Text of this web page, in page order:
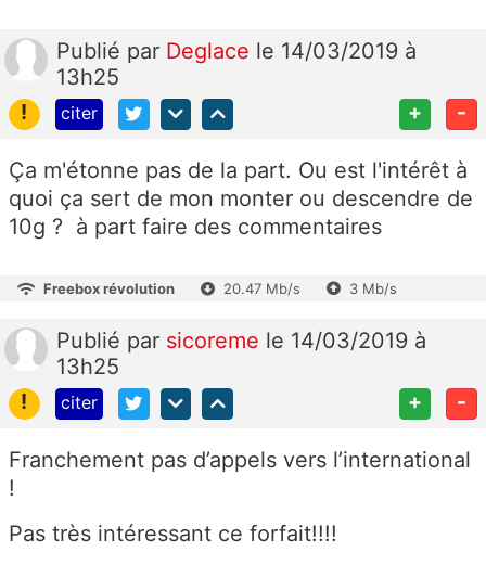
Publié par Deglace le 14/03/2019 à
13h25
!
citer + -
Ça m'étonne pas de la part. Ou est l'intérêt à
quoi ça sert de mon monter ou descendre de
10g ? à part faire des commentaires
Freebox révolution 20.47 Mb/s 3 Mb/s
Publié par sicoreme le 14/03/2019 à
13h25
!
citer + -
Franchement pas d’appels vers l’international
!
Pas très intéressant ce forfait!!!!